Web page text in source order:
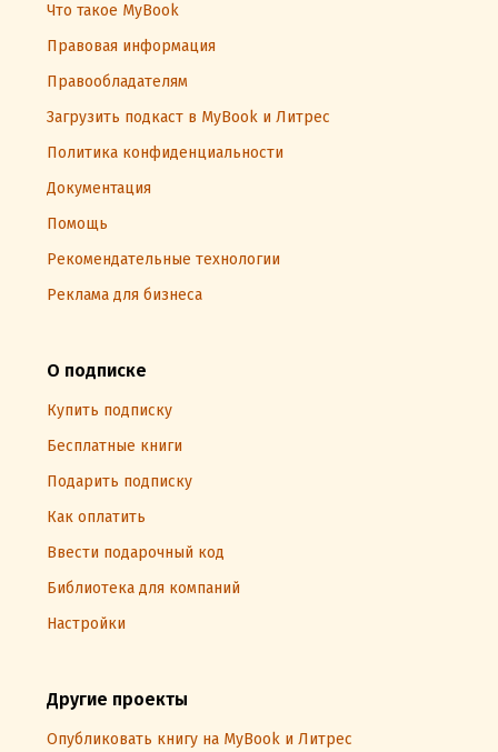
Что такое MyBook
Правовая информация
Правообладателям
Загрузить подкаст в MyBook и Литрес
Политика конфиденциальности
Документация
Помощь
Рекомендательные технологии
Реклама для бизнеса
О подписке
Купить подписку
Бесплатные книги
Подарить подписку
Как оплатить
Ввести подарочный код
Библиотека для компаний
Настройки
Другие проекты
Опубликовать книгу на MyBook и Литрес